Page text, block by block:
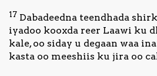
17 Dabadeedna teendhada
iyadoo kooxda reer Laawi ku
kale, oo siday u degaan waa
kasta oo meeshiis ku jira oo